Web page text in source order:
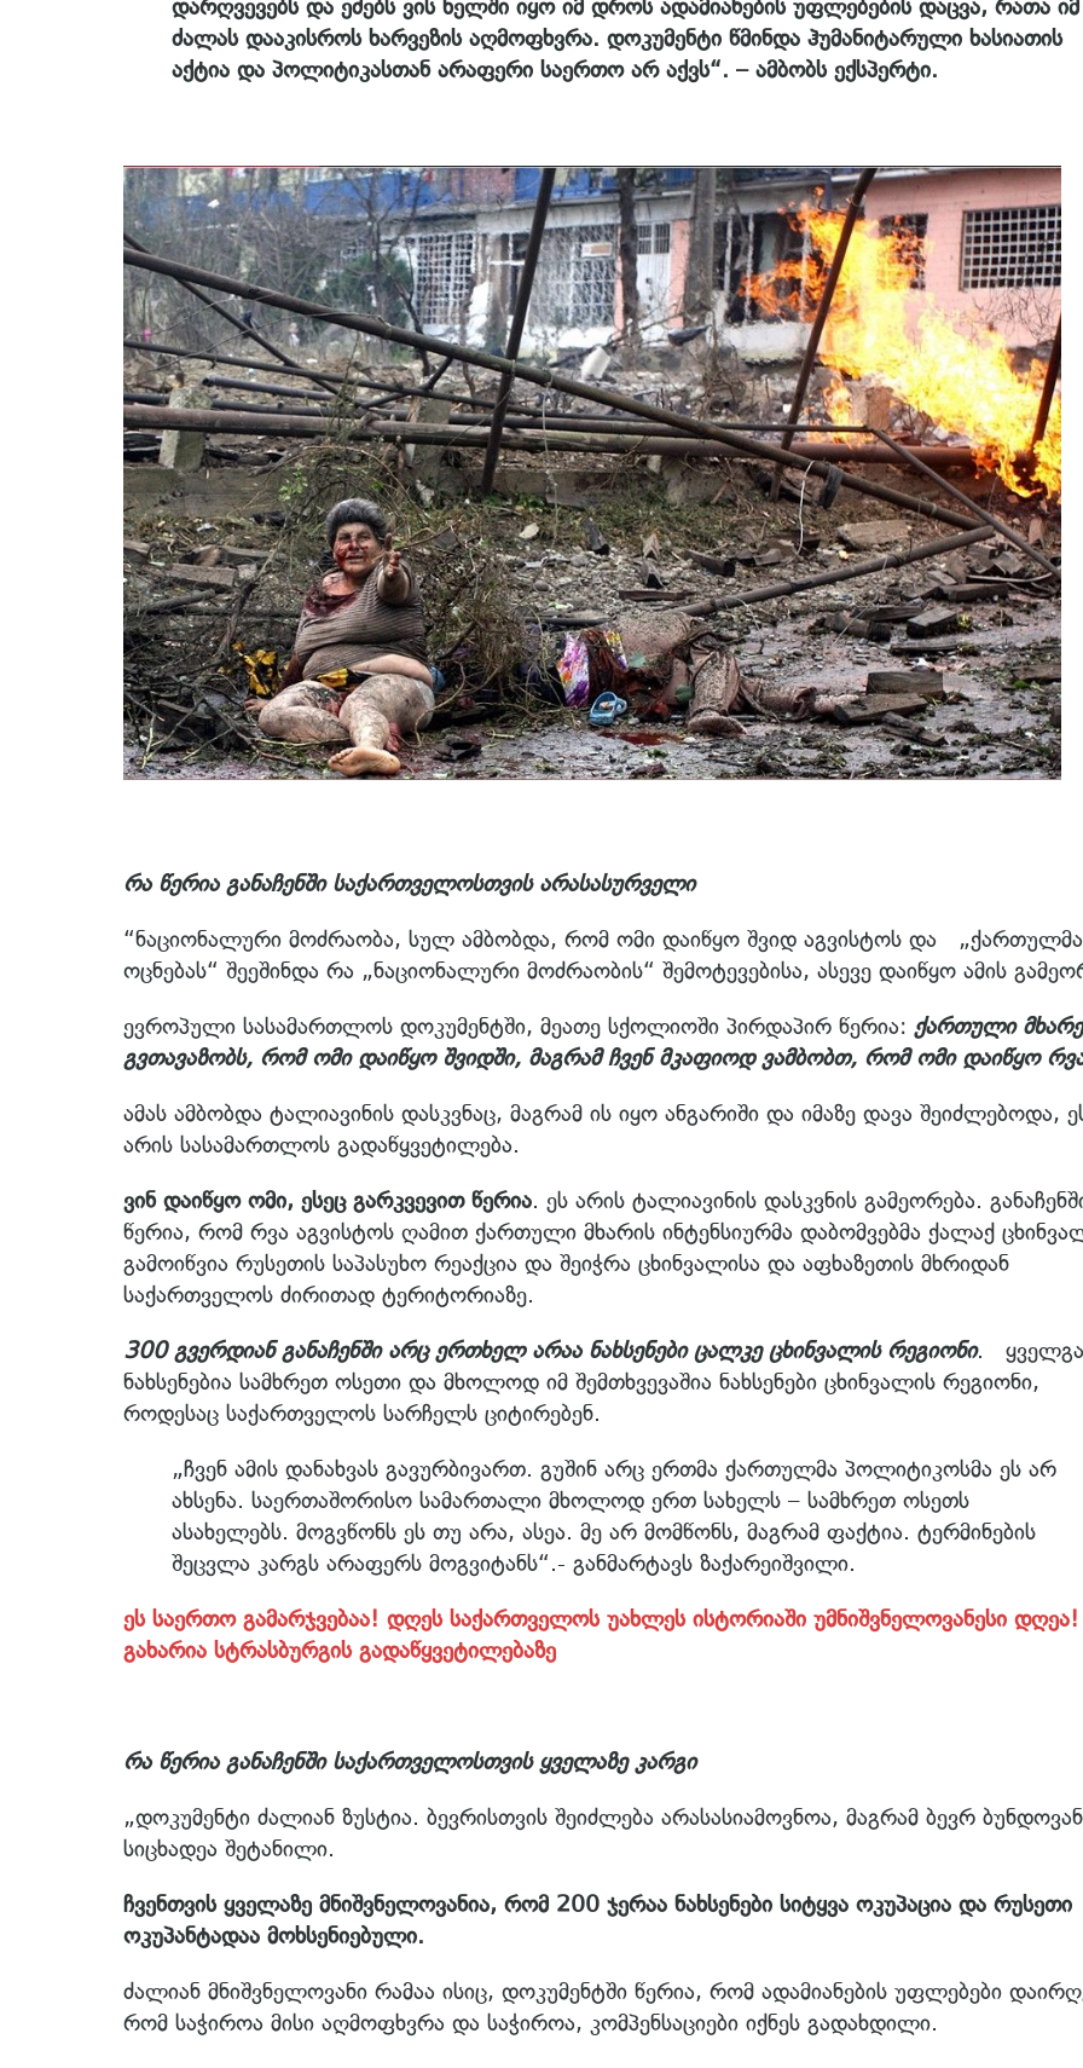
დარღვევებს და ეძებს ვის ხელში იყო იმ დროს ადამიანების უფლებების დაცვა, რათა იმ
ძალას დააკისროს ხარვეზის აღმოფხვრა. დოკუმენტი წმინდა ჰუმანიტარული ხასიათის
აქტია და პოლიტიკასთან არაფერი საერთო არ აქვს“. – ამბობს ექსპერტი.
რა წერია განაჩენში საქართველოსთვის არასასურველი
“ნაციონალური მოძრაობა, სულ ამბობდა, რომ ომი დაიწყო შვიდ აგვისტოს და „ქართულმა
ოცნებას“ შეეშინდა რა „ნაციონალური მოძრაობის“ შემოტევებისა, ასევე დაიწყო ამის
ევროპული სასამართლოს დოკუმენტში, მეათე სქოლიოში პირდაპირ წერია: ქართული მხარე
გვთავაზობს, რომ ომი დაიწყო შვიდში, მაგრამ ჩვენ მკაფიოდ ვამბობთ, რომ ომი დაიწყო
ამას ამბობდა ტალიავინის დასკვნაც, მაგრამ ის იყო ანგარიში და იმაზე დავა შეიძლებოდა,
არის სასამართლოს გადაწყვეტილება.
ვინ დაიწყო ომი, ესეც გარკვევით წერია. ეს არის ტალიავინის დასკვნის გამეორება.
წერია, რომ რვა აგვისტოს ღამით ქართული მხარის ინტენსიურმა დაბომვებმა ქალაქ
გამოიწვია რუსეთის საპასუხო რეაქცია და შეიჭრა ცხინვალისა და აფხაზეთის მხრიდან
საქართველოს ძირითად ტერიტორიაზე.
300 გვერდიან განაჩენში არც ერთხელ არაა ნახსენები ცალკე ცხინვალის რეგიონი.
ნახსენებია სამხრეთ ოსეთი და მხოლოდ იმ შემთხვევაშია ნახსენები ცხინვალის რეგიონი,
როდესაც საქართველოს სარჩელს ციტირებენ.
„ჩვენ ამის დანახვას გავურბივართ. გუშინ არც ერთმა ქართულმა პოლიტიკოსმა ეს არ
ახსენა. საერთაშორისო სამართალი მხოლოდ ერთ სახელს – სამხრეთ ოსეთს
ასახელებს. მოგვწონს ეს თუ არა, ასეა. მე არ მომწონს, მაგრამ ფაქტია. ტერმინების
შეცვლა კარგს არაფერს მოგვიტანს“.- განმარტავს ზაქარეიშვილი.
ეს საერთო გამარჯვებაა! დღეს საქართველოს უახლეს ისტორიაში უმნიშვნელოვანესი
გახარია სტრასბურგის გადაწყვეტილებაზე
რა წერია განაჩენში საქართველოსთვის ყველაზე კარგი
„დოკუმენტი ძალიან ზუსტია. ბევრისთვის შეიძლება არასასიამოვნოა, მაგრამ ბევრ
სიცხადეა შეტანილი.
ჩვენთვის ყველაზე მნიშვნელოვანია, რომ 200 ჯერაა ნახსენები სიტყვა ოკუპაცია და რუსეთი
ოკუპანტადაა მოხსენიებული.
ძალიან მნიშვნელოვანი რამაა ისიც, დოკუმენტში წერია, რომ ადამიანების უფლებები
რომ საჭიროა მისი აღმოფხვრა და საჭიროა, კომპენსაციები იქნეს გადახდილი.